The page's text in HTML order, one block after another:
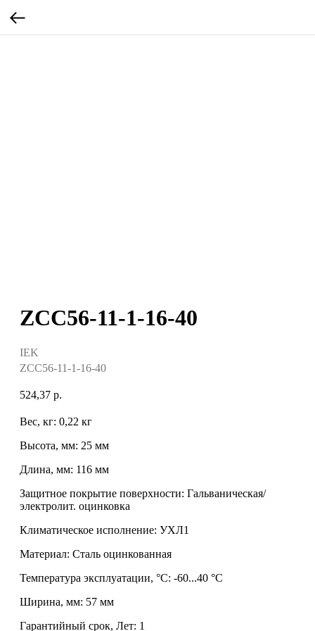
ZCC56-11-1-16-40
IEK
ZCC56-11-1-16-40
524,37 р.
Вес, кг: 0,22 кг
Высота, мм: 25 мм
Длина, мм: 116 мм
Защитное покрытие поверхности: Гальваническая/
электролит. оцинковка
Климатическое исполнение: УХЛ1
Материал: Сталь оцинкованная
Температура эксплуатации, °C: -60...40 °C
Ширина, мм: 57 мм
Гарантийный срок, Лет: 1